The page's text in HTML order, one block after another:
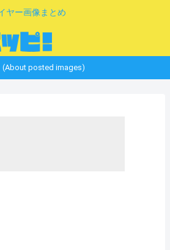
ヤー画像まとめ
(About posted images)